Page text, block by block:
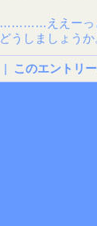
…………ええーっ
どうしましょうか
| このエントリ